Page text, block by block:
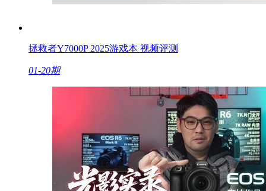
拯救者Y7000P 2025游戏本 视频评测
01-20期